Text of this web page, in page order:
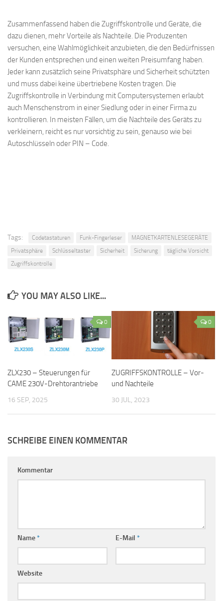
Zusammenfassend haben die Zugriffskontrolle und Geräte, die
dazu dienen, mehr Vorteile als Nachteile. Die Produzenten
versuchen, eine Wahlmöglichkeit anzubieten, die den Bedürfnissen
der Kunden entsprechen und einen weiten Preisumfang haben.
Jeder kann zusätzlich seine Privatsphäre und Sicherheit schützten
und muss dabei keine übertriebene Kosten tragen. Die
Zugriffskontrolle in Verbindung mit Computersystemen erlaubt
auch Menschenstrom in einer Siedlung oder in einer Firma zu
kontrollieren. In meisten Fällen, um die Nachteile des Geräts zu
verkleinern, reicht es nur vorsichtig zu sein, genauso wie bei
Autoschlüsseln oder PIN – Code.
Tags: Codetastaturen Funk-Fingerleser
MAGNETKARTENLESEGERÄTE
Privatsphäre
Schlüsseltaster Sicherheit Sicherung
tägliche Vorsicht
Zugriffskontrolle
YOU MAY ALSO LIKE...
0
ZLX230 – Steuerungen für
CAME 230V-Drehtorantriebe
16 SEP, 2025
0
ZUGRIFFSKONTROLLE – Vor-
und Nachteile
30 JUL, 2023
SCHREIBE EINEN KOMMENTAR
Kommentar
Name* E-Mail *
Website